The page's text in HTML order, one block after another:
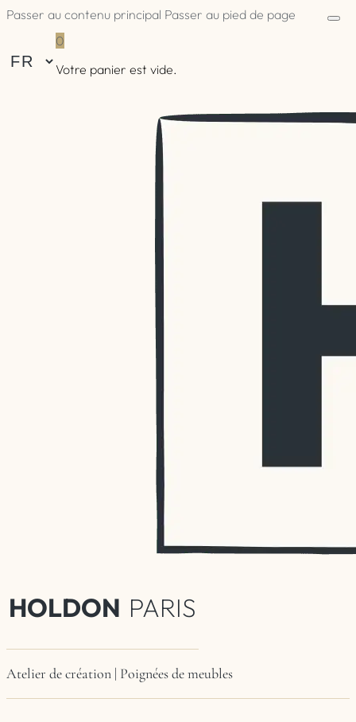
Passer au contenu principal Passer au pied de page
0
Votre panier est vide.
HOLDON PARIS
Atelier de création | Poignées de meubles